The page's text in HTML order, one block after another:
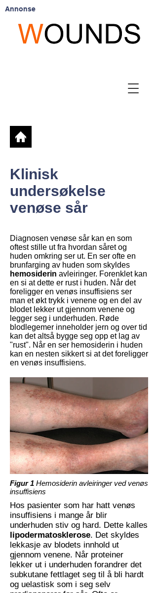
Annonse
Klinisk
undersøkelse
venøse sår
Diagnosen venøse sår kan en som
oftest stille ut fra hvordan såret og
huden omkring ser ut. En ser ofte en
brunfarging av huden som skyldes
hemosiderin avleiringer. Forenklet kan
en si at dette er rust i huden. Når det
foreligger en venøs insuffisiens ser
man et økt trykk i venene og en del av
blodet lekker ut gjennom venene og
legger seg i underhuden. Røde
blodlegemer inneholder jern og over tid
kan det altså bygge seg opp et lag av
"rust". Når en ser hemosiderin i huden
kan en nesten sikkert si at det foreligger
en venøs insuffisiens.
Figur 1 Hemosiderin avleiringer ved venøs
insuffisiens
Hos pasienter som har hatt venøs
insuffisiens i mange år blir
underhuden stiv og hard. Dette kalles
lipodermatosklerose. Det skyldes
lekkasje av blodets innhold ut
gjennom venene. Når proteiner
lekker ut i underhuden forandrer det
subkutane fettlaget seg til å bli hardt
og uelastisk som i seg selv